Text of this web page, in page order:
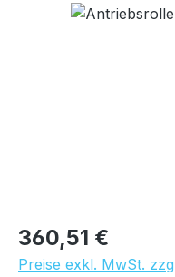
Bildergalerie
Regulärer Preis:
360,51 €
Preise exkl. MwSt.